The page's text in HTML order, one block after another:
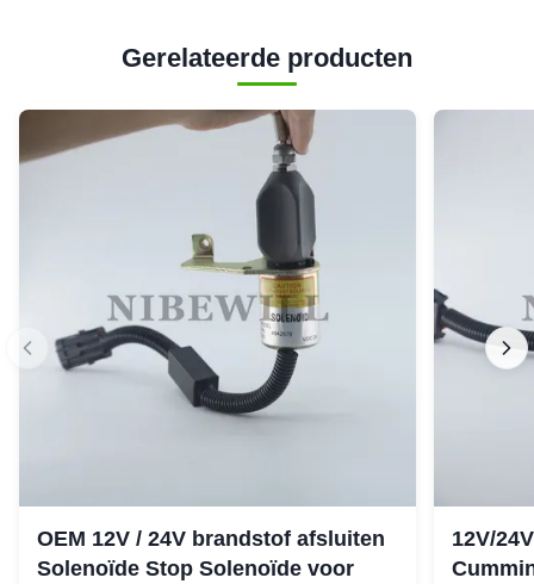
Gerelateerde producten
OEM 12V / 24V brandstof afsluiten
Solenoïde Stop Solenoïde voor
12V/